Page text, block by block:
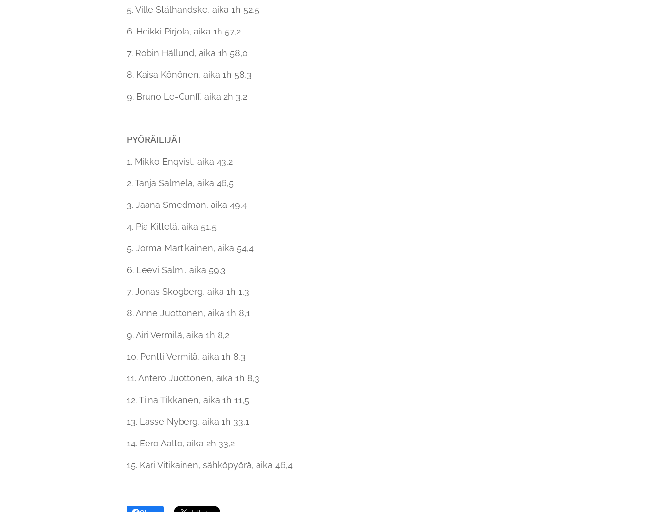
5. Ville Stålhandske, aika 1h 52,5
6. Heikki Pirjola, aika 1h 57,2
7. Robin Hällund, aika 1h 58,0
8. Kaisa Könönen, aika 1h 58,3
9. Bruno Le-Cunff, aika 2h 3,2
PYÖRÄILIJÄT
1. Mikko Enqvist, aika 43,2
2. Tanja Salmela, aika 46,5
3. Jaana Smedman, aika 49,4
4. Pia Kittelä, aika 51,5
5. Jorma Martikainen, aika 54,4
6. Leevi Salmi, aika 59,3
7. Jonas Skogberg, aika 1h 1,3
8. Anne Juottonen, aika 1h 8,1
9. Airi Vermilä, aika 1h 8,2
10. Pentti Vermilä, aika 1h 8,3
11. Antero Juottonen, aika 1h 8,3
12. Tiina Tikkanen, aika 1h 11,5
13. Lasse Nyberg, aika 1h 33,1
14. Eero Aalto, aika 2h 33,2
15. Kari Vitikainen, sähköpyörä, aika 46,4